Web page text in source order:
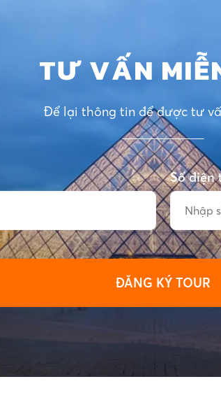
TƯ VẤN
Để lại thông tin để được tư
Số điện